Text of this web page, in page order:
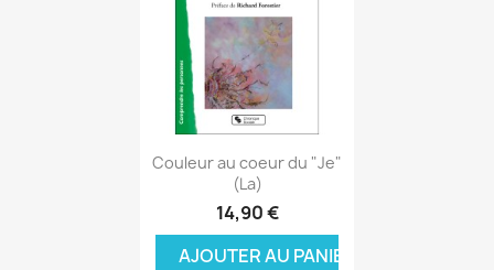
Aperçu rapide
Couleur au coeur du "Je"
(La)
14,90 €
AJOUTER AU PANIER